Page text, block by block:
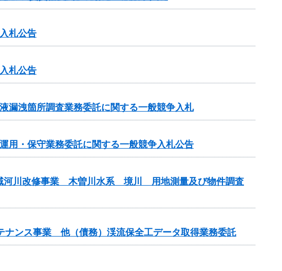
札公告
札公告
洩箇所調査業務委託に関する一般競争入札
用・保守業務委託に関する一般競争入札公告
河川改修事業 木曽川水系 境川 用地測量及び物件調査
ナンス事業 他（債務）渓流保全工データ取得業務委託